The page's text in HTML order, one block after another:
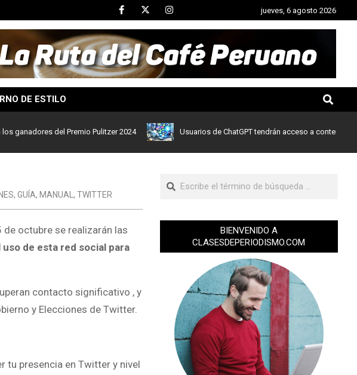
jueves, 6 agosto 2026
DE ESTILO
del Premio Pulitzer 2024 Usuarios de ChatGPT tendrán acceso a contenidos de
, GUÍA, MANUAL , TWITTER
octubre se realizarán las
de esta red social para
contacto significativo , y
y Elecciones de Twitter.
tu presencia en Twitter y nivel
BIENVENIDO A
CLASESDEPERIODISMO.COM